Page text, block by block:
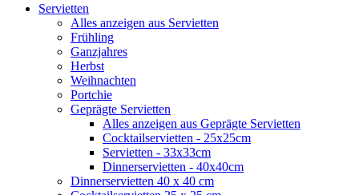
Servietten
Alles anzeigen aus Servietten
Frühling
Ganzjahres
Herbst
Weihnachten
Portchie
Geprägte Servietten
Alles anzeigen aus Geprägte Servietten
Cocktailservietten - 25x25cm
Servietten - 33x33cm
Dinnerservietten - 40x40cm
Dinnerservietten 40 x 40 cm